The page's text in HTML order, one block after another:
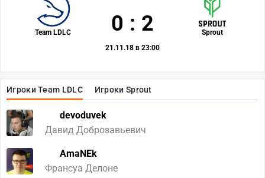
Игроки Team LDLC Игроки Sprout
devoduvek
Давид Доброзавьевич
AmaNEk
Франсуа Делоне
Team LDLC Sprout
0 : 2
21.11.18 в 23:00